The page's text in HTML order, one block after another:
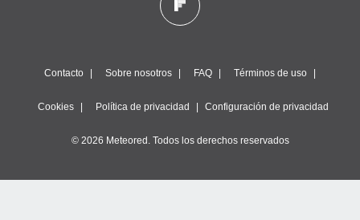
Contacto Sobre nosotros FAQ Términos de uso
Cookies Política de privacidad Configuración de privacidad
© 2026 Meteored. Todos los derechos reservados